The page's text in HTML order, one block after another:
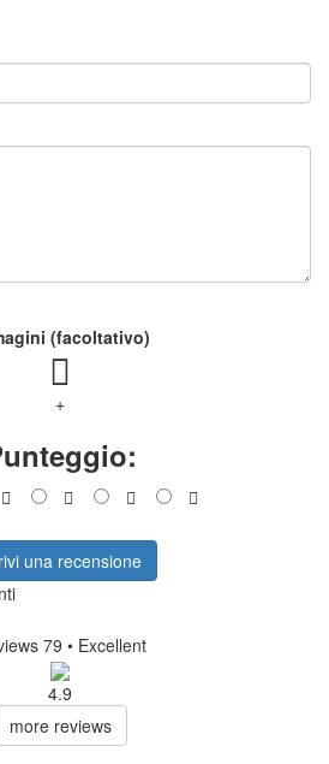
(facoltativo)
+
una recensione
79 • Excellent
4.9
more reviews